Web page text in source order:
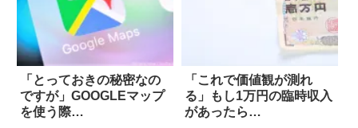
「とっておきの秘密なの
ですが」GOOGLEマップ
を使う際…
「これで価値観が測れ
る」もし1万円の臨時収入
があったら…